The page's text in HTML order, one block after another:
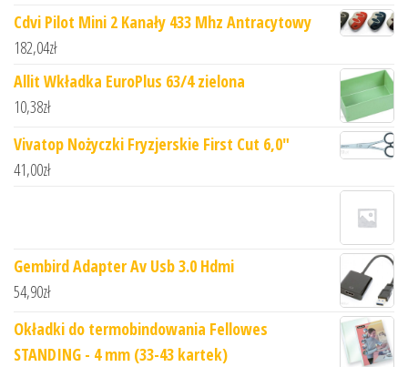
Cdvi Pilot Mini 2 Kanały 433 Mhz Antracytowy
182,04zł
Allit Wkładka EuroPlus 63/4 zielona
10,38zł
Vivatop Nożyczki Fryzjerskie First Cut 6,0"
41,00zł
Gembird Adapter Av Usb 3.0 Hdmi
54,90zł
Okładki do termobindowania Fellowes
STANDING - 4 mm (33-43 kartek)